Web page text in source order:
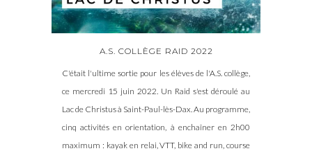
A.S. COLLÈGE RAID 2022
C'était l'ultime sortie pour les élèves de l'A.S. collège,
ce mercredi 15 juin 2022. Un Raid s'est déroulé au
Lac de Christus à Saint-Paul-lès-Dax. Au programme,
cinq activités en orientation, à enchaîner en 2h00
maximum : kayak en relai, VTT, bike and run, course